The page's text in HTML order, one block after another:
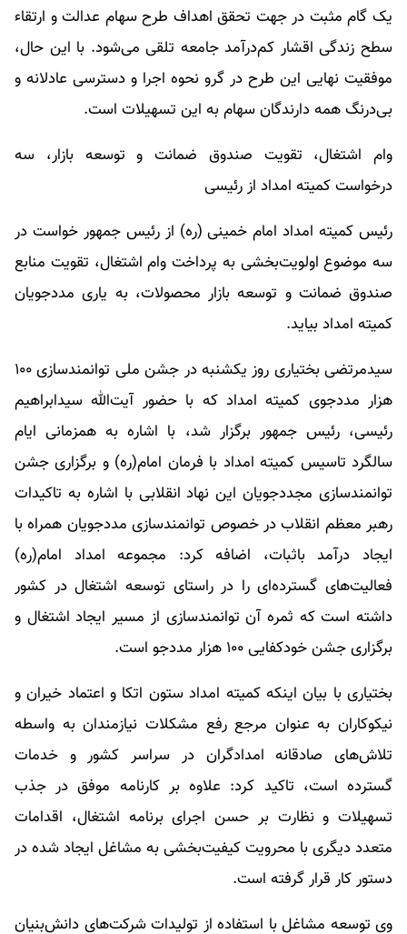
یک گام مثبت در جهت تحقق اهداف طرح سهام عدالت و ارتقاء
سطح زندگی اقشار کم‌درآمد جامعه تلقی می‌شود. با این حال،
موفقیت نهایی این طرح در گرو نحوه اجرا و دسترسی عادلانه و
بی‌درنگ همه دارندگان سهام به این تسهیلات است.
وام اشتغال، تقویت صندوق ضمانت و توسعه بازار، سه
درخواست کمیته امداد از رئیسی
رئیس کمیته امداد امام خمینی (ره) از رئیس جمهور خواست در
سه موضوع اولویت‌بخشی به پرداخت وام اشتغال، تقویت منابع
صندوق ضمانت و توسعه بازار محصولات، به یاری مددجویان
کمیته امداد بیاید.
سیدمرتضی بختیاری روز یکشنبه در جشن ملی توانمندسازی ۱۰۰
هزار مددجوی کمیته امداد که با حضور آیت‌الله سیدابراهیم
رئیسی، رئیس جمهور برگزار شد، با اشاره به همزمانی ایام
سالگرد تاسیس کمیته امداد با فرمان امام(ره) و برگزاری جشن
توانمندسازی مجددجویان این نهاد انقلابی با اشاره به تاکیدات
رهبر معظم انقلاب در خصوص توانمندسازی مددجویان همراه با
ایجاد درآمد باثبات، اضافه کرد: مجموعه امداد امام(ره)
فعالیت‌های گسترده‌ای را در راستای توسعه اشتغال در کشور
داشته است که ثمره آن توانمندسازی از مسیر ایجاد اشتغال و
برگزاری جشن خودکفایی ۱۰۰ هزار مددجو است.
بختیاری با بیان اینکه کمیته امداد ستون اتکا و اعتماد خیران و
نیکوکاران به عنوان مرجع رفع مشکلات نیازمندان به واسطه
تلاش‌های صادقانه امدادگران در سراسر کشور و خدمات
گسترده است، تاکید کرد: علاوه بر کارنامه موفق در جذب
تسهیلات و نظارت بر حسن اجرای برنامه اشتغال، اقدامات
متعدد دیگری با محرویت کیفیت‌بخشی به مشاغل ایجاد شده در
دستور کار قرار گرفته است.
وی توسعه مشاغل با استفاده از تولیدات شرکت‌های دانش‌بنیان